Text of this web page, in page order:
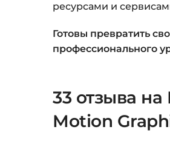
ресурсами и
Готовы превратить
профессионального
33 отзыва на
Motion